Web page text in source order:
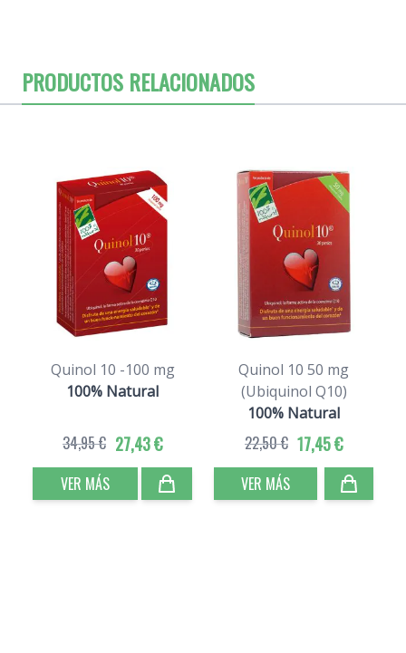
PRODUCTOS RELACIONADOS
Quinol 10 -100 mg
100% Natural
27,43 €
34,95 €
VER MÁS
Quinol 10 50 mg
(Ubiquinol Q10)
100% Natural
17,45 €
22,50 €
VER MÁS